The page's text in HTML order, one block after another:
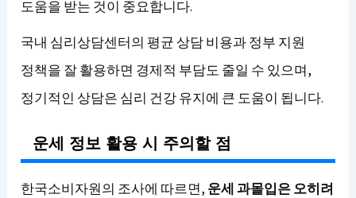
도움을 받는 것이 중요합니다.
국내 심리상담센터의 평균 상담 비용과 정부 지원
정책을 잘 활용하면 경제적 부담도 줄일 수 있으며,
정기적인 상담은 심리 건강 유지에 큰 도움이 됩니다.
운세 정보 활용 시 주의할 점
한국소비자원의 조사에 따르면, 운세 과몰입은 오히려